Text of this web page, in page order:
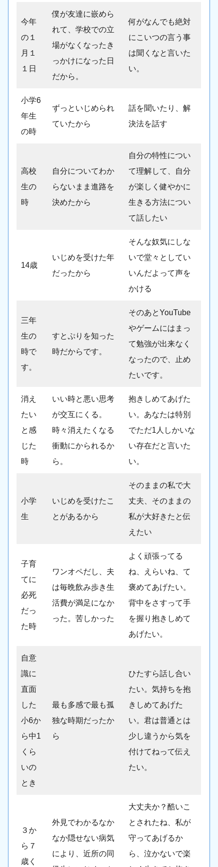
今年
の１
月１
１日
僕が友達に嵌めら
れて、学校での立
場がなくなったき
っかけになった日
だから。
何がなんでも絶対
にこいつの言う事
は聞くなと言いた
い。
小学6
年生
の時
ずっといじめられ
ていたから
話を聞いたり、解
決法を話す
高校
生の
時
自分についてわか
らないまま進路を
決めたから
自分の特性につい
て理解して、自分
が楽しく健やかに
生きる方法につい
て話したい
14歳
いじめを受けた年
だったから
そんな奴気にしな
いで堂々としてい
いんだよって声を
かける
三年
生の
時で
す。
すとぷりを知った
時だからです。
そのあとYouTube
やゲームにはまっ
て勉強が出来なく
なったので、止め
たいです。
消え
たい
と感
じた
時
いい時と悪い思考
が交互にくる。
時々消えたくなる
衝動にかられるか
ら。
抱きしめてあげた
い。あなたは特別
でただ1人しかいな
い存在だと言いた
い。
小学
生
いじめを受けたこ
とがあるから
そのままの私で大
丈夫、そのままの
私が大好きたと伝
えたい
子育
てに
必死
だっ
た時
ワンオペだし、夫
は毎晩飲み歩き生
活費が満足になか
った。苦しかった
よく頑張ってる
ね、えらいね、て
褒めてあげたい。
背中をさすって手
を握り抱きしめて
あげたい。
自意
識に
直面
した
小6か
ら中1
くら
いの
とき
最も多感で最も孤
独な時期だったか
ら
ひたすら話し合い
たい。気持ちを抱
きしめてあげた
い。君は普通とは
少し違うから気を
付けてねって伝え
たい。
３か
ら７
歳く
外見でわかるなか
なか隠せない病気
により、近所の同
大丈夫か？酷いこ
とされたね、私が
守ってあげるか
ら、泣かないで楽